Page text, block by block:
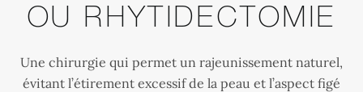
OU RHYTIDECTOMIE
Une chirurgie qui permet un rajeunissement naturel,
évitant l’étirement excessif de la peau et l’aspect figé